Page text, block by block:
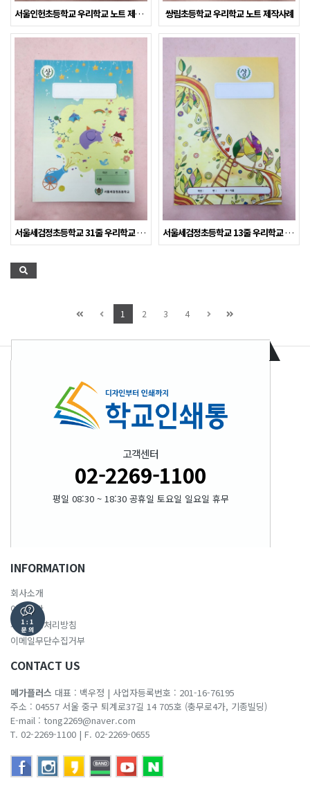
서울인헌초등학교 우리학교 노트 제작사례 쌍림초등학교 우리학교 노트 제작사례
서울세검정초등학교 31줄 우리학교 노트 제작사례 서울세검정초등학교 13줄 우리학교 노트 제작사례
1 2 3 4
고객센터
02-2269-1100
평일 08:30 ~ 18:30 공휴일 토요일 일요일 휴무
INFORMATION
회사소개
이용약관
개인정보처리방침
이메일무단수집거부
CONTACT US
메가플러스 대표 : 백우정 | 사업자등록번호 : 201-16-76195
주소 : 04557 서울 중구 퇴계로37길 14 705호 (충무로4가, 기종빌딩)
E-mail : tong2269@naver.com
T. 02-2269-1100 | F. 02-2269-0655